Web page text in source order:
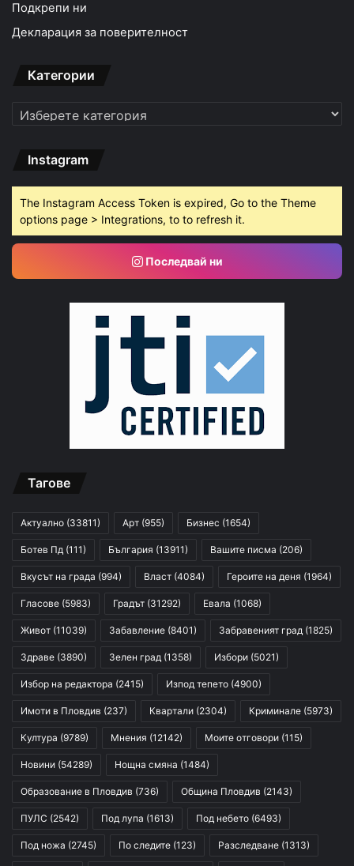
Подкрепи ни
Декларация за поверителност
Категории
Категории
Instagram
The Instagram Access Token is expired, Go to the Theme
options page > Integrations, to to refresh it.
Последвай ни
Тагове
Актуално (33811) Арт (955) Бизнес (1654)
Ботев Пд (111) България (13911) Вашите писма (206)
Вкусът на града (994) Власт (4084) Героите на деня (1964)
Гласове (5983) Градът (31292) Евала (1068)
Живот (11039) Забавление (8401) Забравеният град (1825)
Здраве (3890) Зелен град (1358) Избори (5021)
Избор на редактора (2415) Изпод тепето (4900)
Имоти в Пловдив (237) Квартали (2304) Криминале (5973)
Култура (9789) Мнения (12142) Моите отговори (115)
Новини (54289) Нощна смяна (1484)
Образование в Пловдив (736) Община Пловдив (2143)
ПУЛС (2542) Под лупа (1613) Под небето (6493)
Под ножа (2745) По следите (123) Разследване (1313)